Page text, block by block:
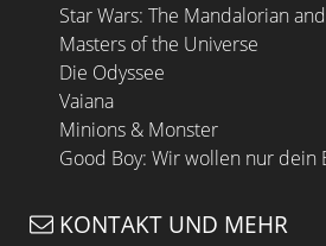
Star Wars: The Mandalorian
Masters of the Universe
Die Odyssee
Vaiana
Minions & Monster
Good Boy: Wir wollen nur dein
KONTAKT UND MEHR